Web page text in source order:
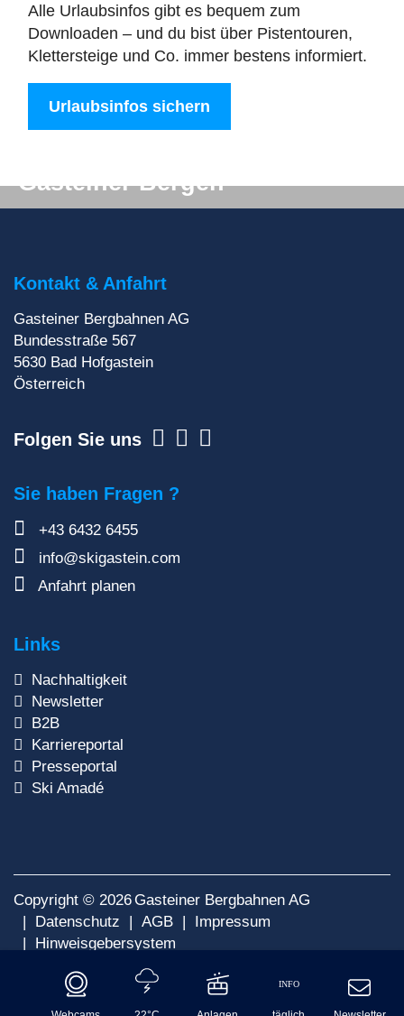
INFO
Alle Urlaubsinfos gibt es bequem zum
Downloaden – und du bist über Pistentouren,
Klettersteige und Co. immer bestens informiert.
Urlaubsinfos sichern
Gasteiner Bergen
Postfach!
Zur Newsletteranmeldung
Kontakt & Anfahrt
Gasteiner Bergbahnen AG
Bundesstraße 567
5630 Bad Hofgastein
Österreich
Folgen Sie uns
Sie haben Fragen ?
+43 6432 6455
info@skigastein.com
Anfahrt planen
Links
Nachhaltigkeit
Newsletter
B2B
Karriereportal
Presseportal
Ski Amadé
Copyright © 2026Gasteiner Bergbahnen AG
Datenschutz
AGB
Impressum
Hinweisgebersystem